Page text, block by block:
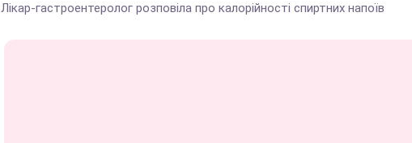
Лікар-гастроентеролог розповіла про калорійності спиртних напоїв